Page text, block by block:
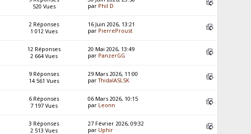
520 Vues
par Phil D
2 Réponses
1 012 Vues
16 Juin 2026, 13:21
par PierreProust
12 Réponses
2 664 Vues
20 Mai 2026, 13:49
par PanzerGG
9 Réponses
14 561 Vues
29 Mars 2026, 11:00
parThidalASLSK
6 Réponses
7 197 Vues
06 Mars 2026, 10:15
par Leonn
3 Réponses
2 513 Vues
27 Février 2026, 09:32
par Uphir